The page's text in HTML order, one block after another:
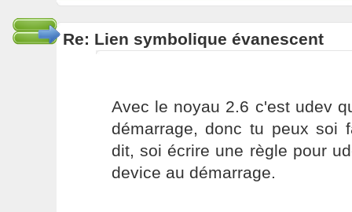
Re: Lien symbolique évanescent
Avec le noyau 2.6 c'est udev
démarrage, donc tu peux soi
dit, soi écrire une règle pour
device au démarrage.